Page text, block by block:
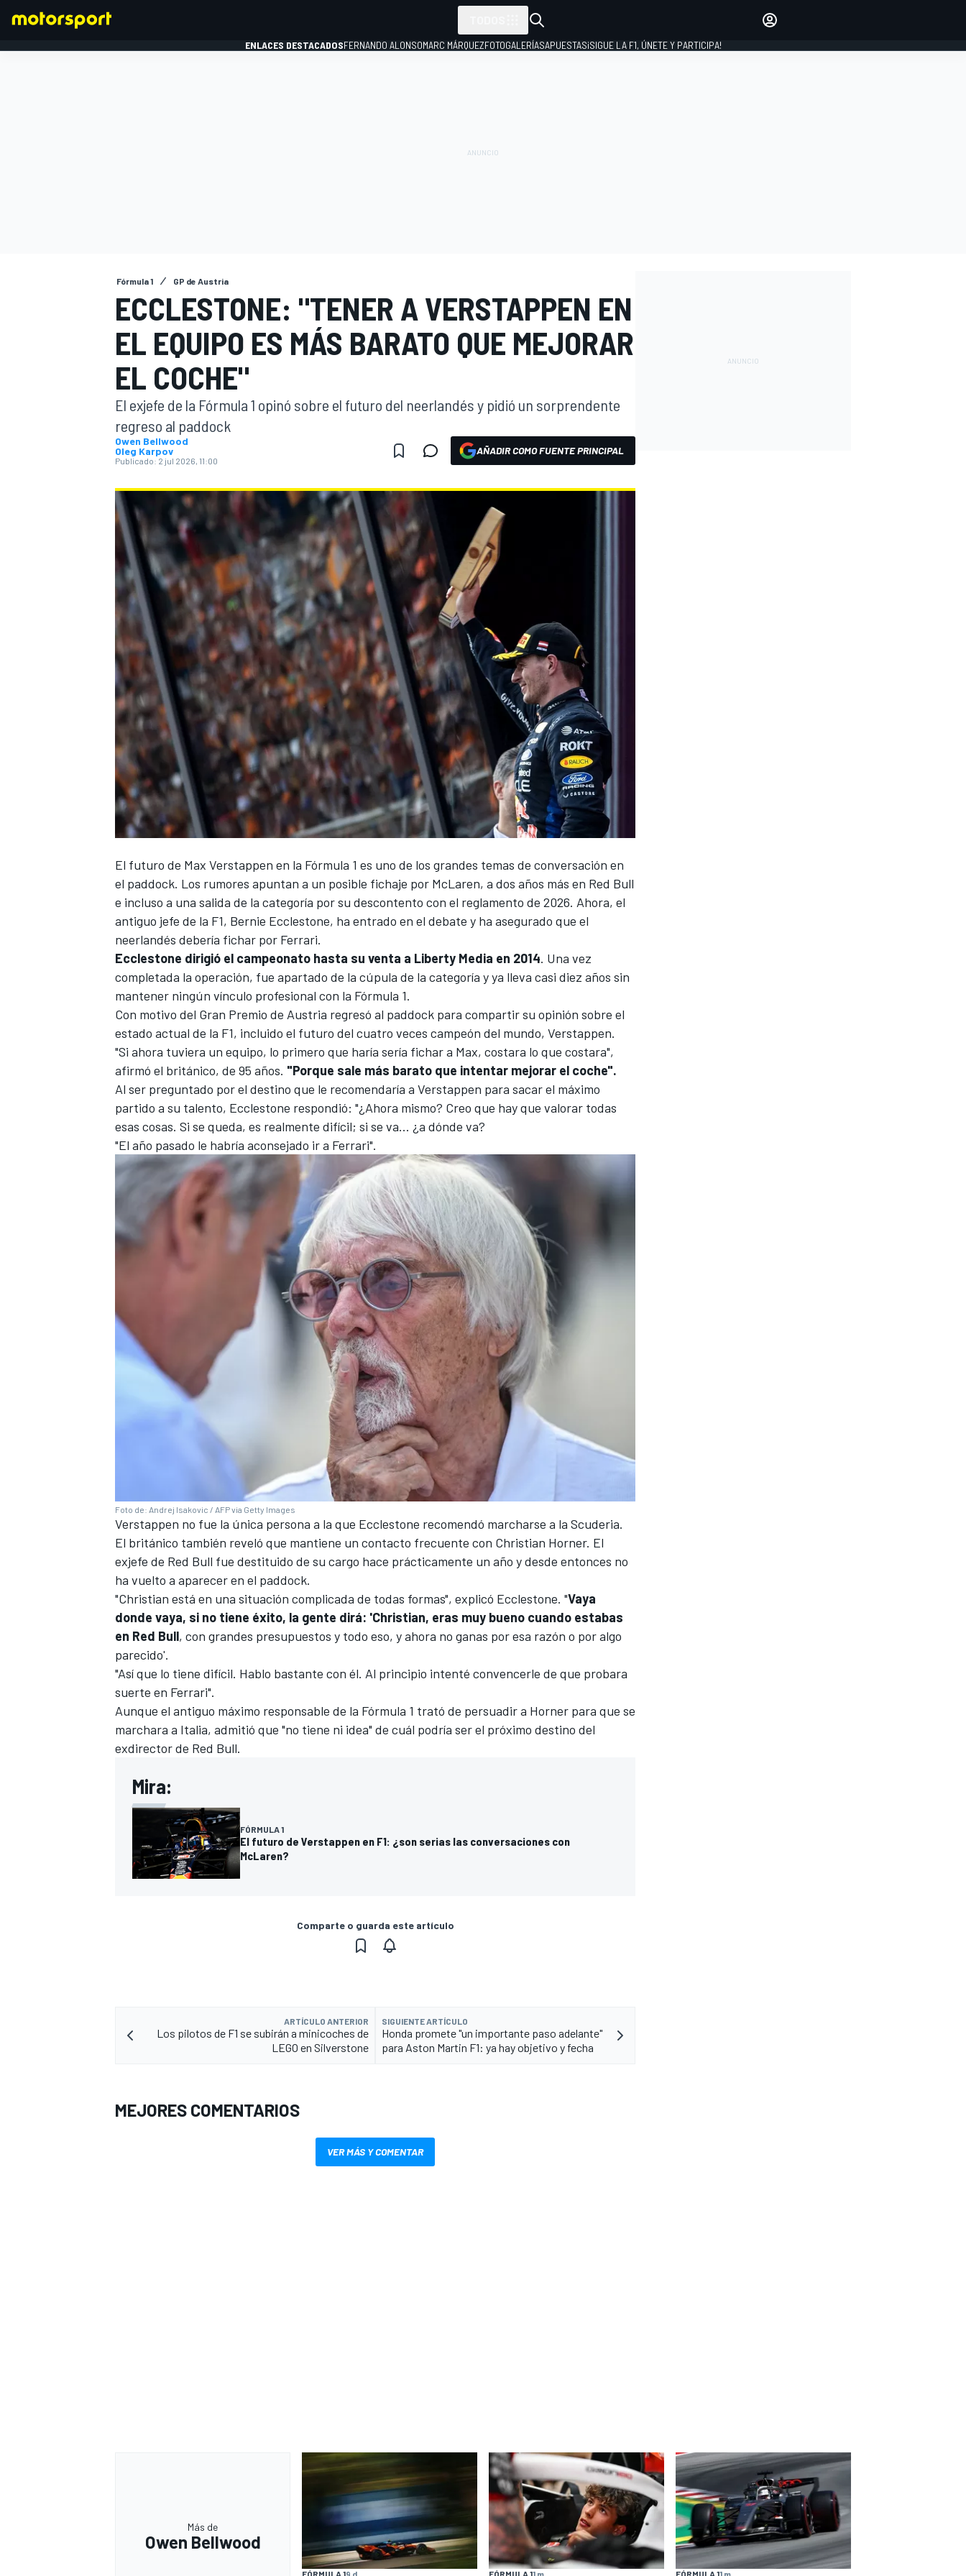
WEC FÓRMULA E
ENLACES DESTACADOSFERNANDO ALONSOMARC MÁRQUEZFOTOGALERÍASAPUESTAS¡SIGUE LA F1, ÚNETE Y PARTICIPA!
Fórmula 1 GP de Austria
ECCLESTONE: "TENER A VERSTAPPEN EN
EL EQUIPO ES MÁS BARATO QUE MEJORAR
EL COCHE"
El exjefe de la Fórmula 1 opinó sobre el futuro del neerlandés y pidió un sorprendente
regreso al paddock
Owen Bellwood
Oleg Karpov
Publicado: 2 jul 2026, 11:00
AÑADIR COMO FUENTE PRINCIPAL
El futuro de Max Verstappen en la Fórmula 1 es uno de los grandes temas de conversación en
el paddock. Los rumores apuntan a un posible fichaje por McLaren, a dos años más en Red Bull
e incluso a una salida de la categoría por su descontento con el reglamento de 2026. Ahora, el
antiguo jefe de la F1, Bernie Ecclestone, ha entrado en el debate y ha asegurado que el
neerlandés debería fichar por Ferrari.
Ecclestone dirigió el campeonato hasta su venta a Liberty Media en 2014. Una vez
completada la operación, fue apartado de la cúpula de la categoría y ya lleva casi diez años sin
mantener ningún vínculo profesional con la Fórmula 1.
Con motivo del Gran Premio de Austria regresó al paddock para compartir su opinión sobre el
estado actual de la F1, incluido el futuro del cuatro veces campeón del mundo, Verstappen.
"Si ahora tuviera un equipo, lo primero que haría sería fichar a Max, costara lo que costara",
afirmó el británico, de 95 años. "Porque sale más barato que intentar mejorar el coche".
Al ser preguntado por el destino que le recomendaría a Verstappen para sacar el máximo
partido a su talento, Ecclestone respondió: "¿Ahora mismo? Creo que hay que valorar todas
esas cosas. Si se queda, es realmente difícil; si se va... ¿a dónde va?
"El año pasado le habría aconsejado ir a Ferrari".
Foto de: Andrej Isakovic / AFP via Getty Images
Verstappen no fue la única persona a la que Ecclestone recomendó marcharse a la Scuderia.
El británico también reveló que mantiene un contacto frecuente con Christian Horner. El
exjefe de Red Bull fue destituido de su cargo hace prácticamente un año y desde entonces no
ha vuelto a aparecer en el paddock.
"Christian está en una situación complicada de todas formas", explicó Ecclestone. "Vaya
donde vaya, si no tiene éxito, la gente dirá: 'Christian, eras muy bueno cuando estabas
en Red Bull, con grandes presupuestos y todo eso, y ahora no ganas por esa razón o por algo
parecido'.
"Así que lo tiene difícil. Hablo bastante con él. Al principio intenté convencerle de que probara
suerte en Ferrari".
Aunque el antiguo máximo responsable de la Fórmula 1 trató de persuadir a Horner para que se
marchara a Italia, admitió que "no tiene ni idea" de cuál podría ser el próximo destino del
exdirector de Red Bull.
Mira:
FÓRMULA 1
El futuro de Verstappen en F1: ¿son serias las conversaciones con
McLaren?
Comparte o guarda este artículo
ARTÍCULO ANTERIOR
Los pilotos de F1 se subirán a minicoches de
LEGO en Silverstone
SIGUIENTE ARTÍCULO
Honda promete "un importante paso adelante"
para Aston Martin F1: ya hay objetivo y fecha
MEJORES COMENTARIOS
VER MÁS Y COMENTAR
Más de
Owen Bellwood